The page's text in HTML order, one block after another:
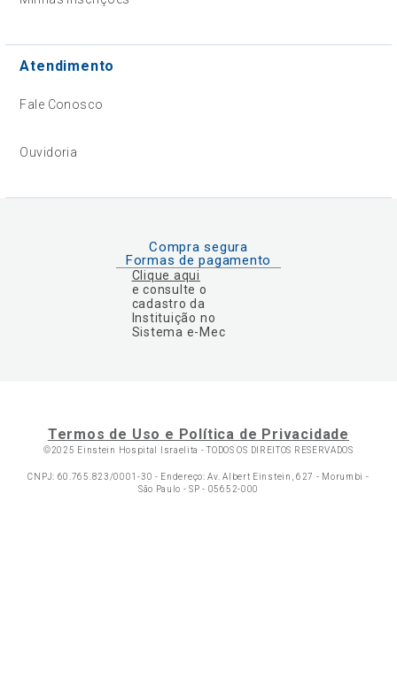
Atendimento
Fale Conosco
Ouvidoria
Compra segura
Formas de pagamento
Clique aqui
e consulte o
cadastro da
Instituição no
Sistema e-Mec
Termos de Uso e Política de Privacidade
©2025 Einstein Hospital Israelita - TODOS OS DIREITOS RESERVADOS
CNPJ: 60.765.823/0001-30 - Endereço: Av. Albert Einstein, 627 - Morumbi -
São Paulo - SP - 05652-000